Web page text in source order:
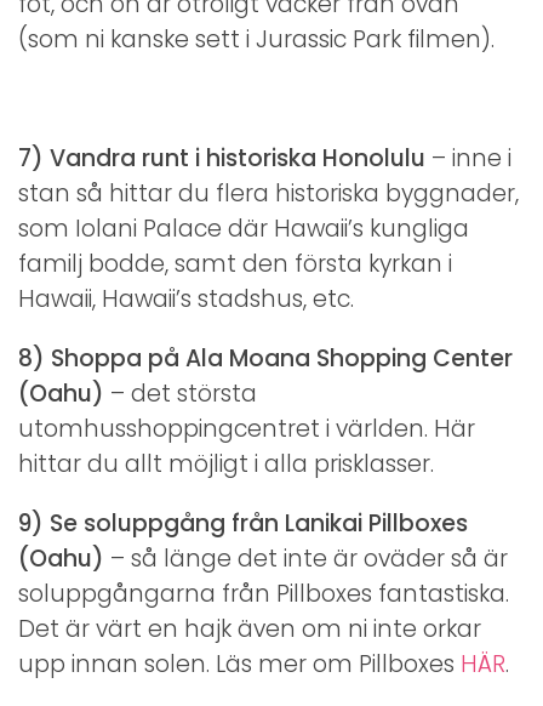
(som ni kanske sett i Jurassic Park filmen).
7) Vandra runt i historiska Honolulu – inne i
stan så hittar du flera historiska byggnader,
som Iolani Palace där Hawaii’s kungliga
familj bodde, samt den första kyrkan i
Hawaii, Hawaii’s stadshus, etc.
8) Shoppa på Ala Moana Shopping Center
(Oahu) – det största
utomhusshoppingcentret i världen. Här
hittar du allt möjligt i alla prisklasser.
9) Se soluppgång från Lanikai Pillboxes
(Oahu) – så länge det inte är oväder så är
soluppgångarna från Pillboxes fantastiska.
Det är värt en hajk även om ni inte orkar
upp innan solen. Läs mer om Pillboxes HÄR.